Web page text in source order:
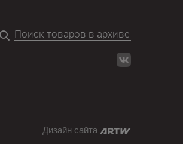
Дизайн сайта